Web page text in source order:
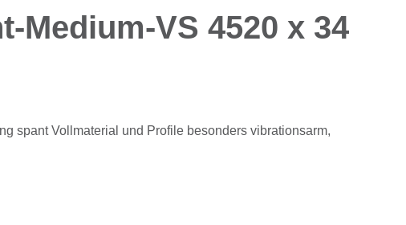
Medium-VS 4520 x 34
spant Vollmaterial und Profile besonders vibrationsarm,